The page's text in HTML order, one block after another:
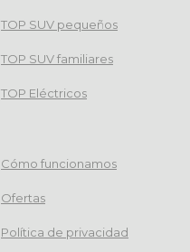
TOP SUV pequeños
TOP SUV familiares
TOP Eléctricos
Cómo funcionamos
Ofertas
Política de privacidad